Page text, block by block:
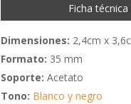
Ficha técnica
Dimensiones: 2,4cm x
Formato: 35 mm
Soporte: Acetato
Tono: Blanco y negro